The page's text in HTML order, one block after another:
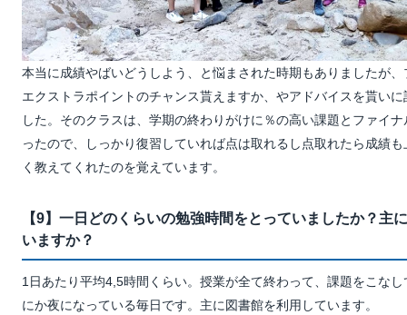
本当に成績やばいどうしよう、と悩まされた時期もありましたが
エクストラポイントのチャンス貰えますか、やアドバイスを貰い
した。そのクラスは、学期の終わりがけに％の高い課題とファイ
ったので、しっかり復習していれば点は取れるし点取れたら成績
く教えてくれたのを覚えています。
【9】一日どのくらいの勉強時間をとっていましたか？主
いますか？
1日あたり平均4,5時間くらい。授業が全て終わって、課題をこな
にか夜になっている毎日です。主に図書館を利用しています。